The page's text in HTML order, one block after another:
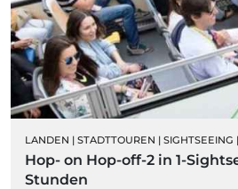
LANDEN | STADTTOUREN | SIGHTSEEING |
Hop- on Hop-off-2 in 1-
Stunden